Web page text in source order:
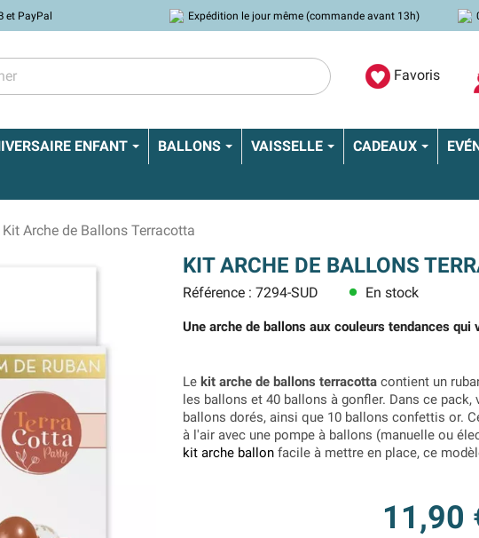
et PayPal Expédition le jour même (commande avant 13h)
Favoris
ENFANT BALLONS VAISSELLE CADEAUX
Kit Arche de Ballons Terracotta
KIT ARCHE DE BALLONS
Référence : 7294-SUD lens En stock
Une arche de ballons aux couleurs tendances qui
Le kit arche de ballons terracotta contient un
les ballons et 40 ballons à gonfler. Dans ce
ballons dorés, ainsi que 10 ballons confettis or.
à l'air avec une pompe à ballons (manuelle ou
kit arche ballon facile à mettre en place, ce
11,90